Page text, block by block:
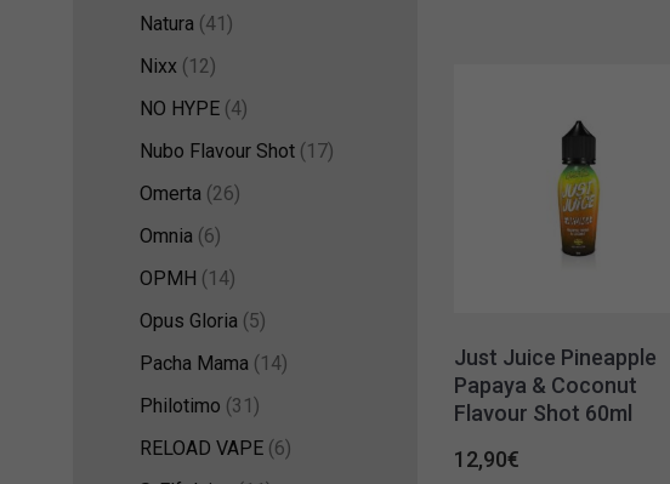
Natura (41)
Nixx (12)
NO HYPE (4)
Nubo Flavour Shot (17)
Omerta (26)
Omnia (6)
OPMH (14)
Opus Gloria (5)
Pacha Mama (14)
Philotimo (31)
RELOAD VAPE (6)
Just Juice Pineapple
Papaya & Coconut
Flavour Shot 60ml
12,90€